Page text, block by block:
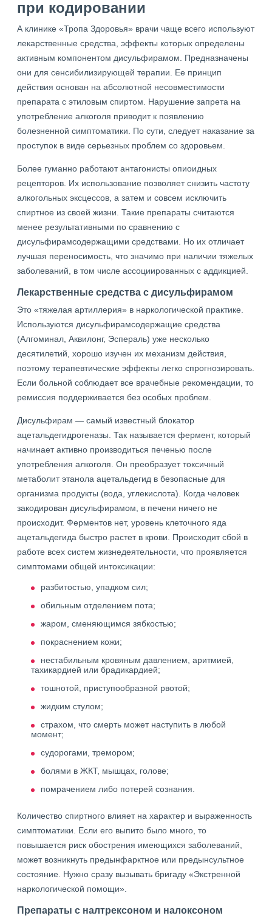
при кодировании
А клинике «Тропа Здоровья» врачи чаще всего используют
лекарственные средства, эффекты которых определены
активным компонентом дисульфирамом. Предназначены
они для сенсибилизирующей терапии. Ее принцип
действия основан на абсолютной несовместимости
препарата с этиловым спиртом. Нарушение запрета на
употребление алкоголя приводит к появлению
болезненной симптоматики. По сути, следует наказание за
проступок в виде серьезных проблем со здоровьем.
Более гуманно работают антагонисты опиоидных
рецепторов. Их использование позволяет снизить частоту
алкогольных эксцессов, а затем и совсем исключить
спиртное из своей жизни. Такие препараты считаются
менее результативными по сравнению с
дисульфирамсодержащими средствами. Но их отличает
лучшая переносимость, что значимо при наличии тяжелых
заболеваний, в том числе ассоциированных с аддикцией.
Лекарственные средства с дисульфирамом
Это «тяжелая артиллерия» в наркологической практике.
Используются дисульфирамсодержащие средства
(Алгоминал, Аквилонг, Эспераль) уже несколько
десятилетий, хорошо изучен их механизм действия,
поэтому терапевтические эффекты легко спрогнозировать.
Если больной соблюдает все врачебные рекомендации, то
ремиссия поддерживается без особых проблем.
Дисульфирам — самый известный блокатор
ацетальдегидрогеназы. Так называется фермент, который
начинает активно производиться печенью после
употребления алкоголя. Он преобразует токсичный
метаболит этанола ацетальдегид в безопасные для
организма продукты (вода, углекислота). Когда человек
закодирован дисульфирамом, в печени ничего не
происходит. Ферментов нет, уровень клеточного яда
ацетальдегида быстро растет в крови. Происходит сбой в
работе всех систем жизнедеятельности, что проявляется
симптомами общей интоксикации:
разбитостью, упадком сил;
обильным отделением пота;
жаром, сменяющимся зябкостью;
покраснением кожи;
нестабильным кровяным давлением, аритмией,
тахикардией или брадикардией;
тошнотой, приступообразной рвотой;
жидким стулом;
страхом, что смерть может наступить в любой
момент;
судорогами, тремором;
болями в ЖКТ, мышцах, голове;
помрачением либо потерей сознания.
Количество спиртного влияет на характер и выраженность
симптоматики. Если его выпито было много, то
повышается риск обострения имеющихся заболеваний,
может возникнуть предынфарктное или предынсультное
состояние. Нужно сразу вызывать бригаду «Экстренной
наркологической помощи».
Препараты с налтрексоном и налоксоном